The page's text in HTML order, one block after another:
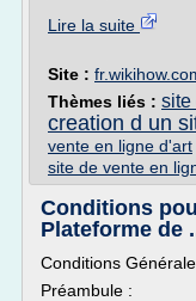
Lire la suite
Site :
Thèmes liés : site
creation d un
vente en ligne d'art
site de vente en
Conditions
Plateforme de
Conditions
Préambule :